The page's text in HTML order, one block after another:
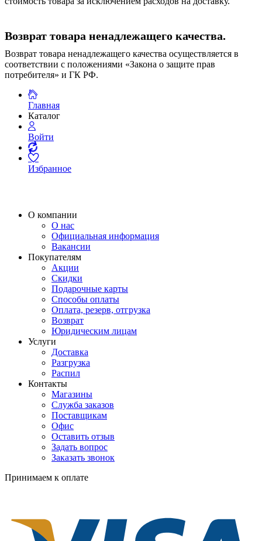
Возврат товара ненадлежащего качества.
Возврат товара ненадлежащего качества осуществляется в
соответствии с положениями «Закона о защите прав
потребителя» и ГК РФ.
Главная
Каталог
Войти
Избранное
О компании
О нас
Официальная информация
Вакансии
Покупателям
Акции
Скидки
Подарочные карты
Способы оплаты
Оплата, резерв, отгрузка
Возврат
Юридическим лицам
Услуги
Доставка
Разгрузка
Распил
Контакты
Магазины
Служба заказов
Поставщикам
Офис
Оставить отзыв
Задать вопрос
Заказать звонок
Принимаем к оплате